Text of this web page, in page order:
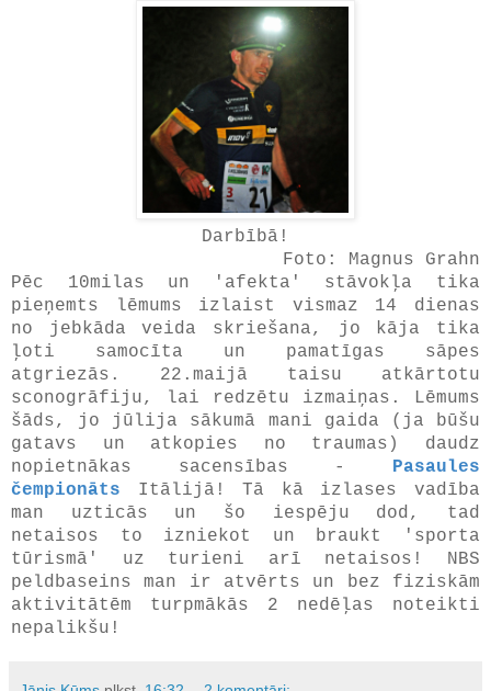
Darbībā!
Foto: Magnus Grahn
Pēc 10milas un 'afekta' stāvokļa tika
pieņemts lēmums izlaist vismaz 14 dienas
no jebkāda veida skriešana, jo kāja tika
ļoti samocīta un pamatīgas sāpes
atgriezās. 22.maijā taisu atkārtotu
sconogrāfiju, lai redzētu izmaiņas. Lēmums
šāds, jo jūlija sākumā mani gaida (ja būšu
gatavs un atkopies no traumas) daudz
nopietnākas sacensības - Pasaules
čempionāts Itālijā! Tā kā izlases vadība
man uzticās un šo iespēju dod, tad
netaisos to izniekot un braukt 'sporta
tūrismā' uz turieni arī netaisos! NBS
peldbaseins man ir atvērts un bez fiziskām
aktivitātēm turpmākās 2 nedēļas noteikti
nepalikšu!